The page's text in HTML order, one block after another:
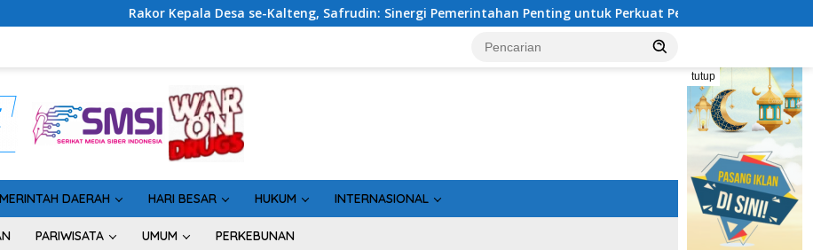
Desa se-Kalteng, Safrudin: Sinergi Pemerintahan Penting untuk Perkuat Pembangunan Desa Usai Tahan 5
tutup
DAERAH HARI BESAR HUKUM INTERNASIONAL
PARIWISATA UMUM PERKEBUNAN